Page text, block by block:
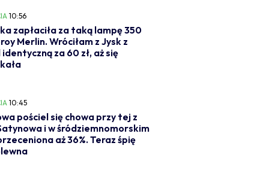
10:56
zapłaciła za taką lampę 350
Merlin. Wróciłam z Jysk z
za 60 zł, aż się
10:45
pościel się chowa przy tej z
i w śródziemnomorskim
aż 36%. Teraz śpię